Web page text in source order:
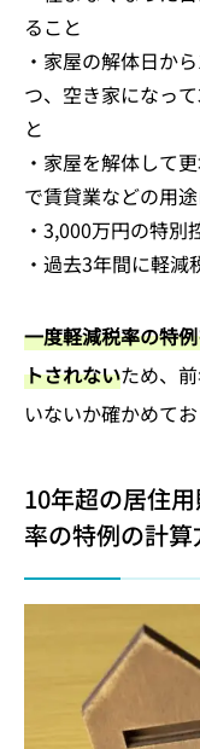
ること
・家屋の解体日か
つ、空き家になっ
と
・家屋を解体して
で賃貸業などの用
・3,000万円の特
・過去3年間に軽
一度軽減税率の特
トされないため、
いないか確かめてお
10年超の居住
率の特例の計